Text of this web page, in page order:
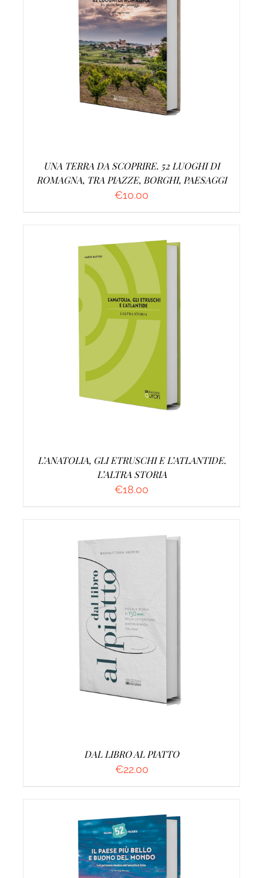
AGGIUNGI AL CARRELLO /
UNA TERRA DA SCOPRIRE. 52 LUOGHI DI
ROMAGNA, TRA PIAZZE, BORGHI, PAESAGGI
€10.00
AGGIUNGI AL CARRELLO /
L’ANATOLIA, GLI ETRUSCHI E L’ATLANTIDE.
L’ALTRA STORIA
€18.00
AGGIUNGI AL CARRELLO
DAL LIBRO AL PIATTO
€22.00